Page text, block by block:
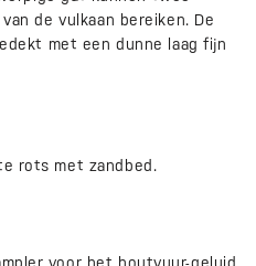
de vulkaan bereiken. De
met een dunne laag fijn
rots met zandbed.